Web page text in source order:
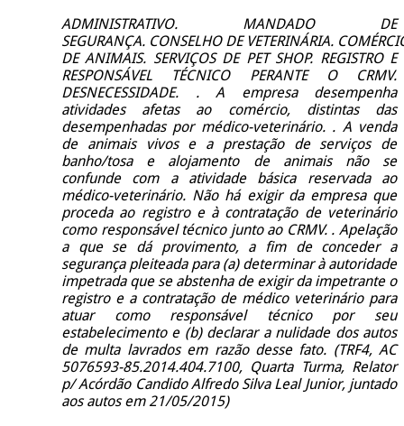
ADMINISTRATIVO. MANDADO DE
SEGURANÇA. CONSELHO DE VETERINÁRIA.
DE ANIMAIS. SERVIÇOS DE PET SHOP. REGISTRO E
RESPONSÁVEL TÉCNICO PERANTE O CRMV.
DESNECESSIDADE. . A empresa desempenha
atividades afetas ao comércio, distintas das
desempenhadas por médico-veterinário. . A venda
de animais vivos e a prestação de serviços de
banho/tosa e alojamento de animais não se
confunde com a atividade básica reservada ao
médico-veterinário. Não há exigir da empresa que
proceda ao registro e à contratação de veterinário
como responsável técnico junto ao CRMV. . Apelação
a que se dá provimento, a fim de conceder a
segurança pleiteada para (a) determinar à autoridade
impetrada que se abstenha de exigir da impetrante o
registro e a contratação de médico veterinário para
atuar como responsável técnico por seu
estabelecimento e (b) declarar a nulidade dos autos
de multa lavrados em razão desse fato. (TRF4, AC
5076593-85.2014.404.7100, Quarta Turma, Relator
p/ Acórdão Candido Alfredo Silva Leal Junior, juntado
aos autos em 21/05/2015)